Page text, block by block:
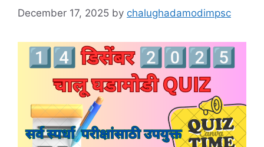
December 17, 2025 by chalughadamodimpsc